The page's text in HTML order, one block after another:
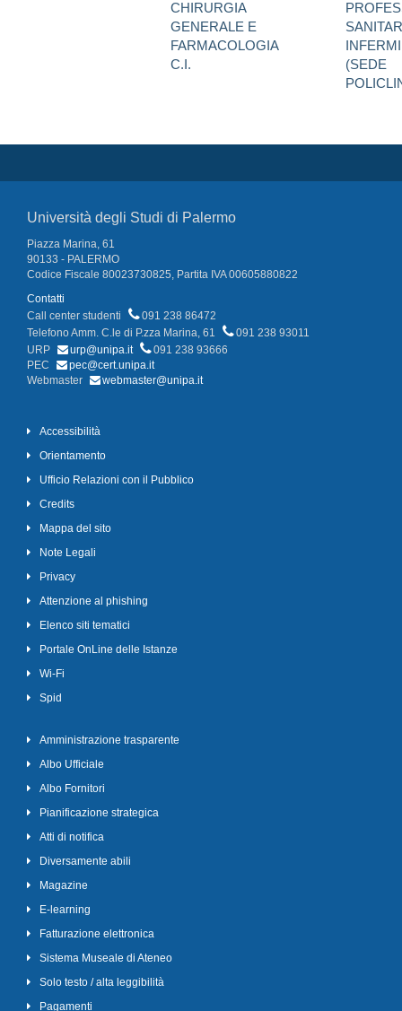
CHIRURGIA
GENERALE E
FARMACOLOGIA
C.I.
(SEDE
Università degli Studi di Palermo
Piazza Marina, 61
90133 - PALERMO
Codice Fiscale 80023730825, Partita IVA 00605880822
Contatti
Call center studenti
091 238 86472
Telefono Amm. C.le di P.zza Marina, 61
091 238 93011
URP
urp@unipa.it
091 238 93666
PEC
pec@cert.unipa.it
Webmaster
webmaster@unipa.it
Accessibilità
Orientamento
Ufficio Relazioni con il Pubblico
Credits
Mappa del sito
Note Legali
Privacy
Attenzione al phishing
Elenco siti tematici
Portale OnLine delle Istanze
Wi-Fi
Spid
Amministrazione trasparente
Albo Ufficiale
Albo Fornitori
Pianificazione strategica
Atti di notifica
Diversamente abili
Magazine
E-learning
Fatturazione elettronica
Sistema Museale di Ateneo
Solo testo / alta leggibilità
Pagamenti